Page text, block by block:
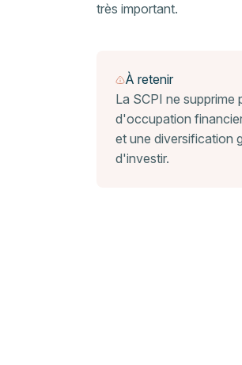
très important.
À retenir
La SCPI ne supprime
d'occupation
et une diversification
d'investir.